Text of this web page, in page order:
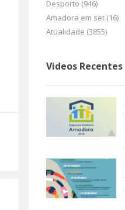
Desporto (946)
Amadora em set (16)
Atualidade (3855)
Videos Recentes